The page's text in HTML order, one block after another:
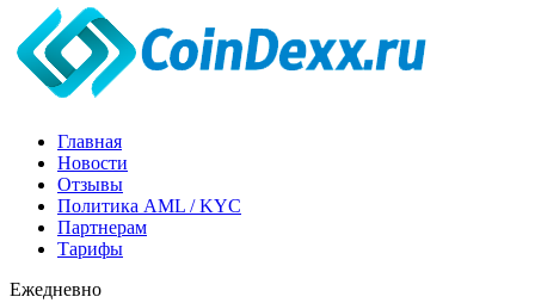
Главная
Новости
Отзывы
Политика AML / KYC
Партнерам
Тарифы
Ежедневно